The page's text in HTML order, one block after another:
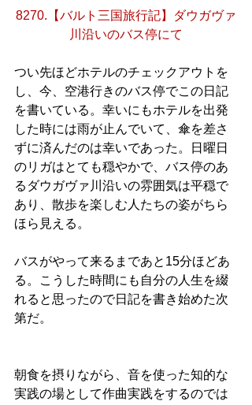
8270.【バルト三国旅行記】ダウガヴァ
川沿いのバス停にて
つい先ほどホテルのチェックアウトを
し、今、空港行きのバス停でこの日記
を書いている。幸いにもホテルを出発
した時には雨が止んでいて、傘を差さ
ずに済んだのは幸いであった。日曜日
のリガはとても穏やかで、バス停のあ
るダウガヴァ川沿いの雰囲気は平穏で
あり、散歩を楽しむ人たちの姿がちら
ほら見える。
バスがやって来るまであと15分ほどあ
る。こうした時間にも自分の人生を綴
れると思ったので日記を書き始めた次
第だ。
朝食を摂りながら、音を使った知的な
実践の場として作曲実践をするのでは